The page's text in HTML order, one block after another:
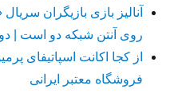
آنالیز بازی بازیگران
روی آنتن شبکه دو است |
فروشگاه معتبر ایرانی